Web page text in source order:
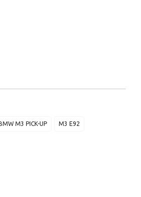
BMW M3 PICK-UP M3 E92